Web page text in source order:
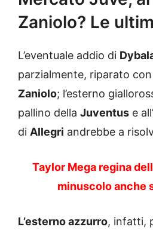
Zaniolo? Le
L’eventuale addio di
parzialmente, riparato con
Zaniolo; l’esterno
pallino della Juventus e
di Allegri andrebbe a
Taylor Mega regina
minuscolo anche
L’esterno azzurro, infatti,